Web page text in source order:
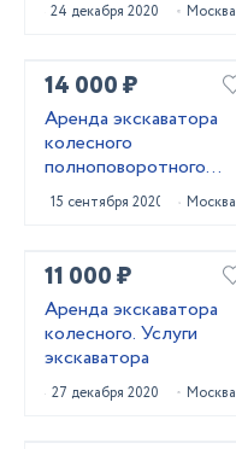
24 декабря 2020 Москва
14 000 ₽
Аренда экскаватора
колесного
полноповоротного
HYUNDAI R140W-9S
15 сентября 2020 Москва
11 000 ₽
Аренда экскаватора
колесного. Услуги
экскаватора
27 декабря 2020 Москва